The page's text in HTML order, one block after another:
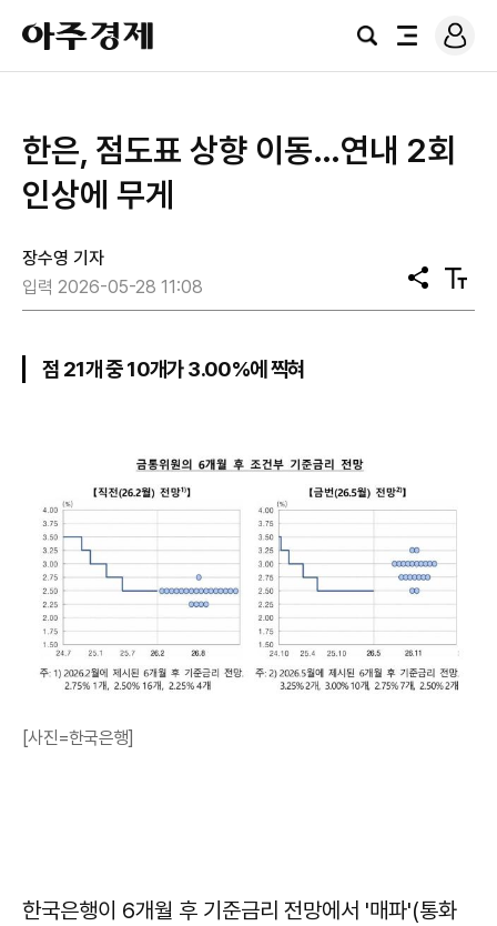
아
주
경
검
전
로
그
한은, 점도표 상향 이동…연내 2회
인상에 무게
장수영 기자
입력 2026-05-28 11:08
공
유
텍
스
점 21개 중 10개가 3.00%에 찍혀
[사진=한국은행]
한국은행이 6개월 후 기준금리 전망에서 '매파'(통화